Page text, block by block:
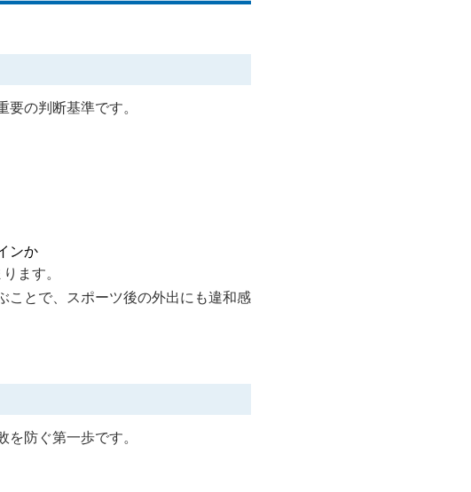
要の判断基準です。
ンか
ます。
ことで、スポーツ後の外出にも違和感
防ぐ第一歩です。